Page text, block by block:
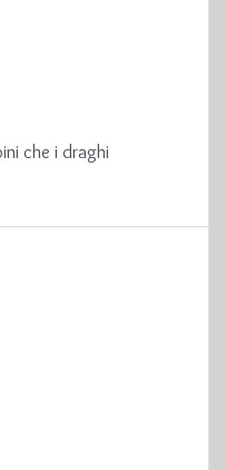
che i draghi